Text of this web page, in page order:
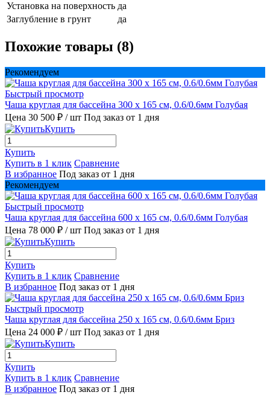
Установка на поверхность да
Заглубление в грунт
да
Похожие товары (8)
Рекомендуем
Быстрый просмотр
Чаша круглая для бассейна 300 х 165 см, 0.6/0.6мм Голубая
Цена 30 500 ₽ / шт Под заказ от 1 дня
Купить
Купить
Купить в 1 клик Сравнение
В избранное Под заказ от 1 дня
Рекомендуем
Быстрый просмотр
Чаша круглая для бассейна 600 х 165 см, 0.6/0.6мм Голубая
Цена 78 000 ₽ / шт Под заказ от 1 дня
Купить
Купить
Купить в 1 клик Сравнение
В избранное Под заказ от 1 дня
Быстрый просмотр
Чаша круглая для бассейна 250 х 165 см, 0.6/0.6мм Бриз
Цена 24 000 ₽ / шт Под заказ от 1 дня
Купить
Купить
Купить в 1 клик Сравнение
В избранное Под заказ от 1 дня